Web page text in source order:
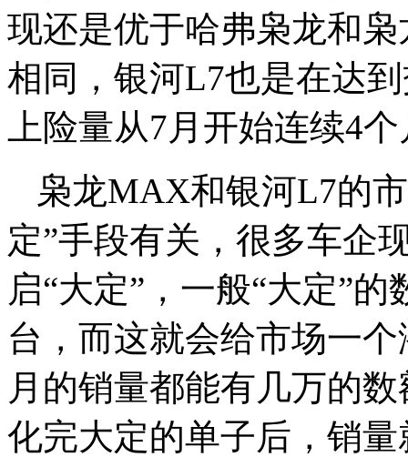
现还是优于哈弗枭龙和
相同，银河L7也是在达
上险量从7月开始连续4
枭龙MAX和银河L7的
定”手段有关，很多车企
启“大定”，一般“大定”
台，而这就会给市场一
月的销量都能有几万的
化完大定的单子后，销